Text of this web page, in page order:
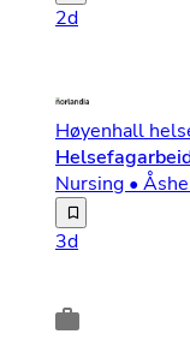
2d
Høyenhall
Nursing •
Velkommen
3d